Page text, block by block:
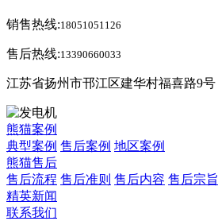
销售热线:18051051126
售后热线:13390660033
江苏省扬州市邗江区建华村福喜路9号
熊猫案例
典型案例 售后案例 地区案例
熊猫售后
售后流程 售后准则 售后内容 售后宗旨
精英新闻
联系我们